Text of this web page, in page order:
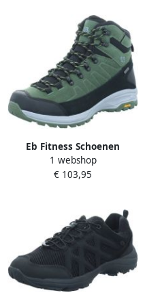
Eb Fitness Schoenen
1 webshop
€ 103,95